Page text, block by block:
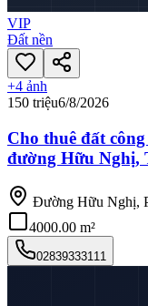
VIP
Đất nền
+4 ảnh
150 triệu6/8/2026
Cho thuê đất
đường Hữu Nghị,
Đường Hữu Nghị,
4000.00 m²
02839333111